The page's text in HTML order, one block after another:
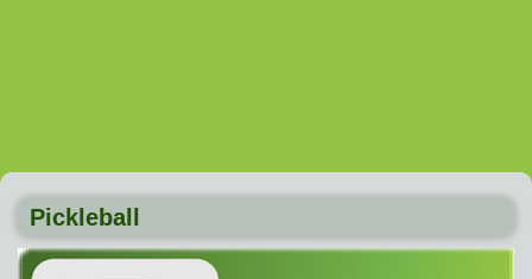
Pickleball